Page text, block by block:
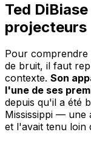
Ted
projecteurs
Pour
de bruit, il faut
contexte. Son
l'une de ses
depuis qu'il a été
Mississippi — une
et l'avait tenu loin